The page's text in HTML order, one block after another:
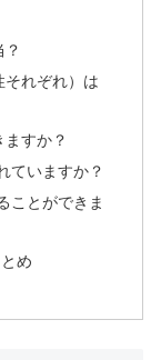
れぞれ）は
すか？
ていますか？
ことができま
め